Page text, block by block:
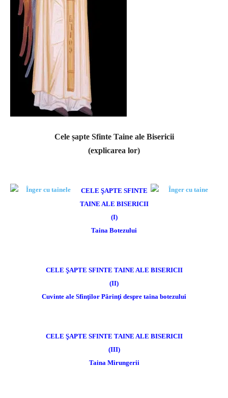
Cele șapte Sfinte Taine ale Bisericii
(explicarea lor)
CELE ŞAPTE SFINTE
TAINE ALE BISERICII
(I)
Taina Botezului
CELE ŞAPTE SFINTE TAINE ALE BISERICII
(II)
Cuvinte ale Sfinţilor Părinţi despre taina botezului
CELE ŞAPTE SFINTE TAINE ALE BISERICII
(III)
Taina Mirungerii